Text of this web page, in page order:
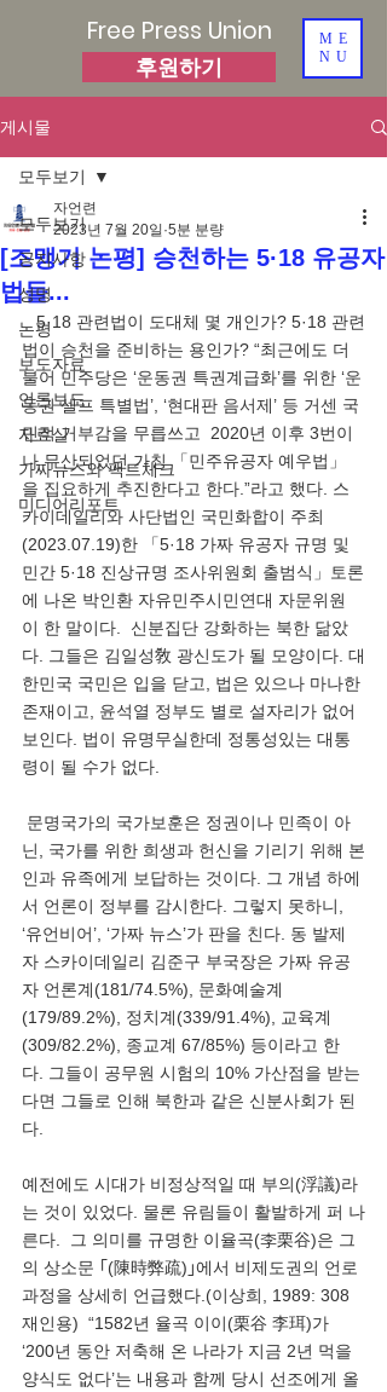
Free Press Union
후원하기
ME
NU
게시물
모두보기
공지사항
성명
논평
보도자료
언론보도
자료실
가짜뉴스와 팩트체크
미디어리포트
모두보기
[조맹기 논평] 승천하는 5·18 유공자
법들...
자언련
2023년 7월 20일 5분 분량
   5·18 관련법이 도대체 몇 개인가? 5·18 관련
법이 승천을 준비하는 용인가? “최근에도 더
불어 민주당은 ‘운동권 특권계급화’를 위한 ‘운
동권 셀프 특별법’, ‘현대판 음서제’ 등 거센 국
민적 거부감을 무릅쓰고  2020년 이후 3번이
나 무산되었던 가칭 「민주유공자 예우법」
을 집요하게 추진한다고 한다.”라고 했다. 스
카이데일리와 사단법인 국민화합이 주최
(2023.07.19)한 「5·18 가짜 유공자 규명 및
민간 5·18 진상규명 조사위원회 출범식」토론
에 나온 박인환 자유민주시민연대 자문위원
이 한 말이다.  신분집단 강화하는 북한 닮았
다. 그들은 김일성敎 광신도가 될 모양이다. 대
한민국 국민은 입을 닫고, 법은 있으나 마나한
존재이고, 윤석열 정부도 별로 설자리가 없어
보인다. 법이 유명무실한데 정통성있는 대통
령이 될 수가 없다.
닌, 국가를 위한 희생과 헌신을 기리기 위해 본
인과 유족에게 보답하는 것이다. 그 개념 하에
서 언론이 정부를 감시한다. 그렇지 못하니,
‘유언비어’, ‘가짜 뉴스’가 판을 친다. 동 발제
자 스카이데일리 김준구 부국장은 가짜 유공
자 언론계(181/74.5%), 문화예술계
(179/89.2%), 정치계(339/91.4%), 교육계
(309/82.2%), 종교계 67/85%) 등이라고 한
다. 그들이 공무원 시험의 10% 가산점을 받는
다면 그들로 인해 북한과 같은 신분사회가 된
다.
예전에도 시대가 비정상적일 때 부의(浮議)라
는 것이 있었다. 물론 유림들이 활발하게 퍼 나
른다.  그 의미를 규명한 이율곡(李栗谷)은 그
의 상소문 ｢(陳時弊疏)｣에서 비제도권의 언로
과정을 상세히 언급했다.(이상희, 1989: 308
재인용)  “1582년 율곡 이이(栗谷 李珥)가
‘200년 동안 저축해 온 나라가 지금 2년 먹을
양식도 없다’는 내용과 함께 당시 선조에게 올